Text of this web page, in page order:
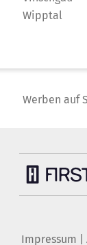
Wipptal
Werben auf
Impressum